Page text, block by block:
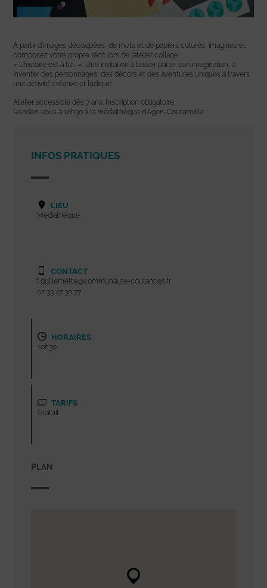
À partir d’images découpées, de mots et de papiers colorés, imaginez et
composez votre propre récit lors de l’atelier collage
« L’histoire est à toi… ». Une invitation à laisser parler son imagination, à
inventer des personnages, des décors et des aventures uniques à travers
une activité créative et ludique.
Atelier accessible dès 7 ans. Inscription obligatoire.
Rendez-vous à 10h30 à la médiathèque d’Agon-Coutainville.
INFOS PRATIQUES
LIEU
Mediathèque
CONTACT
f.guillemette@communaute-coutances.fr
02 33 47 30 77
HORAIRES
10h30
TARIFS
Gratuit
PLAN